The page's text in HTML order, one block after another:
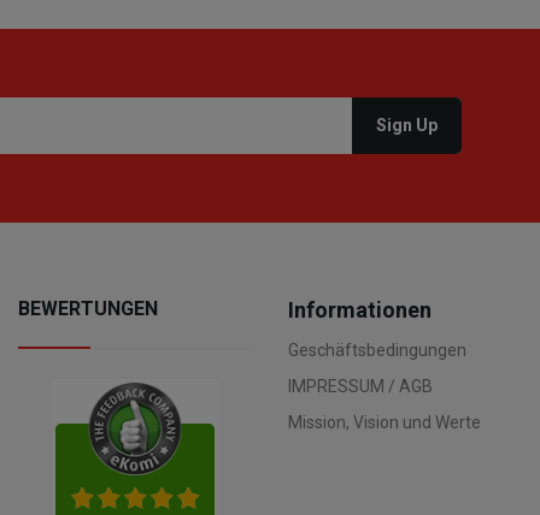
BEWERTUNGEN Informationen
Geschäftsbedingungen
IMPRESSUM / AGB
Mission, Vision und Werte